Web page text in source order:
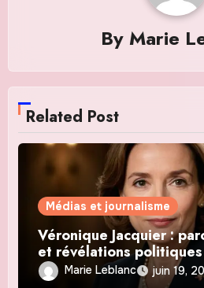
By Marie
Related Post
Médias et journalisme
Véronique Jacquier :
et révélations politiques
Marie Leblanc juin 19,